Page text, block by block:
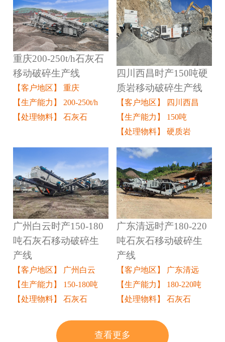
重庆200-250t/h石灰石
移动破碎生产线
【客户地区】 重庆
【生产能力】 200-250t/h
【处理物料】 石灰石
四川西昌时产150吨硬
质岩移动破碎生产线
【客户地区】 四川西昌
【生产能力】 150吨
【处理物料】 硬质岩
广州白云时产150-180
吨石灰石移动破碎生
产线
【客户地区】 广州白云
【生产能力】 150-180吨
【处理物料】 石灰石
广东清远时产180-220
吨石灰石移动破碎生
产线
【客户地区】 广东清远
【生产能力】 180-220吨
【处理物料】 石灰石
查看更多